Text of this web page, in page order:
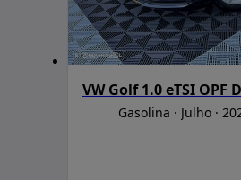
VW Golf 1.0 eTSI OPF
Gasolina Julho